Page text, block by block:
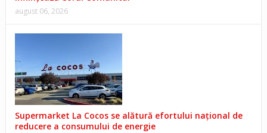
august 06, 2026
Supermarket La Cocos se alătură efortului național de
reducere a consumului de energie